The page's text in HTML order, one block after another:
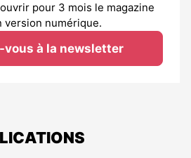
pour 3 mois le magazine
version numérique.
à la newsletter